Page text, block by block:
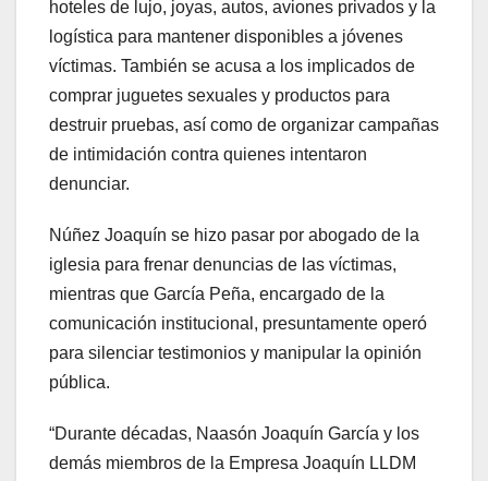
hoteles de lujo, joyas, autos, aviones privados y la
logística para mantener disponibles a jóvenes
víctimas. También se acusa a los implicados de
comprar juguetes sexuales y productos para
destruir pruebas, así como de organizar campañas
de intimidación contra quienes intentaron
denunciar.
Núñez Joaquín se hizo pasar por abogado de la
iglesia para frenar denuncias de las víctimas,
mientras que García Peña, encargado de la
comunicación institucional, presuntamente operó
para silenciar testimonios y manipular la opinión
pública.
“Durante décadas, Naasón Joaquín García y los
demás miembros de la Empresa Joaquín LLDM